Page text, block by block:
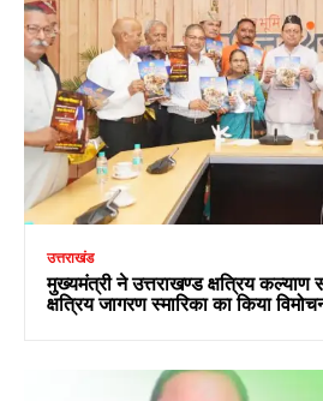
उत्तराखंड
मुख्यमंत्री ने उत्तराखण्ड क्षत्रिय कल्याण
क्षत्रिय जागरण स्मारिका का किया